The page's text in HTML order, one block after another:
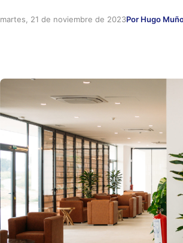
martes, 21 de noviembre de 2023Por Hugo